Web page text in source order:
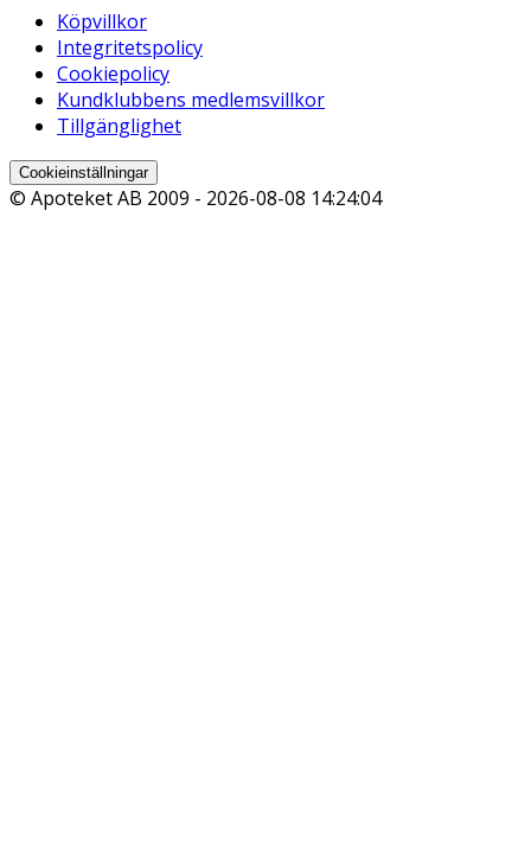
Köpvillkor
Integritetspolicy
Cookiepolicy
Kundklubbens medlemsvillkor
Tillgänglighet
Cookieinställningar
© Apoteket AB 2009 - 2026-08-08 14:24:04